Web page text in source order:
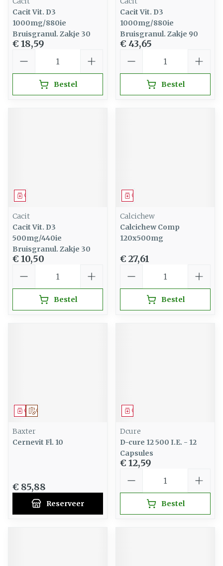
Cacit Vit. D3
1000mg/880ie
Bruisgranul. Zakje 30
€ 18,59
Bestel
Cacit Vit. D3
1000mg/880ie
Bruisgranul. Zakje 90
€ 43,65
Bestel
Geneesmiddel
Cacit
Cacit Vit. D3
500mg/440ie
Bruisgranul. Zakje 30
€ 10,50
Bestel
Geneesmiddel
Calcichew
Calcichew Comp
120x500mg
€ 27,61
Bestel
Op voorschrift
Geneesmiddel
Baxter
Cernevit Fl. 10
€ 85,88
Reserveer
Geneesmiddel
Dcure
D-cure 12 500 I.E. - 12
Capsules
€ 12,59
Bestel